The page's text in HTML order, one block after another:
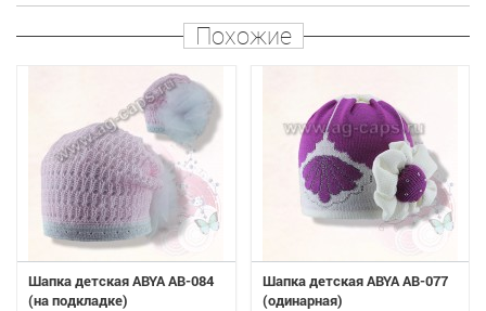
Похожие
Шапка детская ABYA AB-084
(на подкладке)
Шапка детская ABYA AB-077
(одинарная)